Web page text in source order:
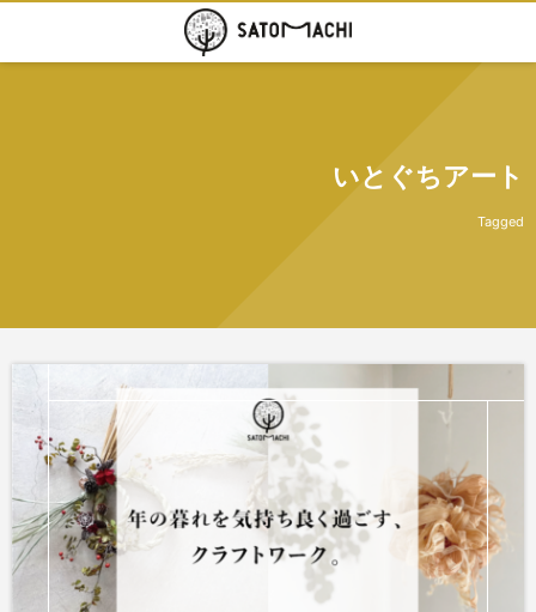
いとぐちアート
Tagged